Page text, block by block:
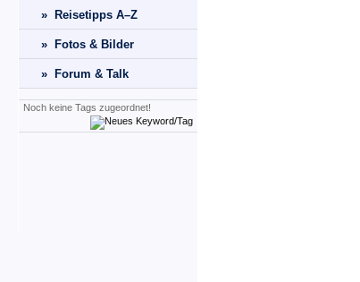
» Reisetipps A–Z
» Fotos & Bilder
» Forum & Talk
Noch keine Tags zugeordnet!